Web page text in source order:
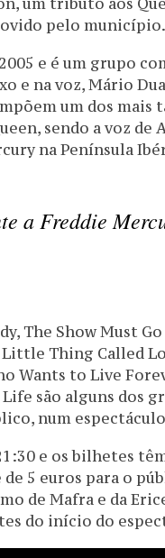
pelo município.
e é um grupo
e na voz, Mário
um dos mais
sendo a voz de
na Península
a Freddie
The Show Must
Thing Called
Wants to Live
são alguns dos
num
e os bilhetes
5 euros para o
de Mafra e da
do início do